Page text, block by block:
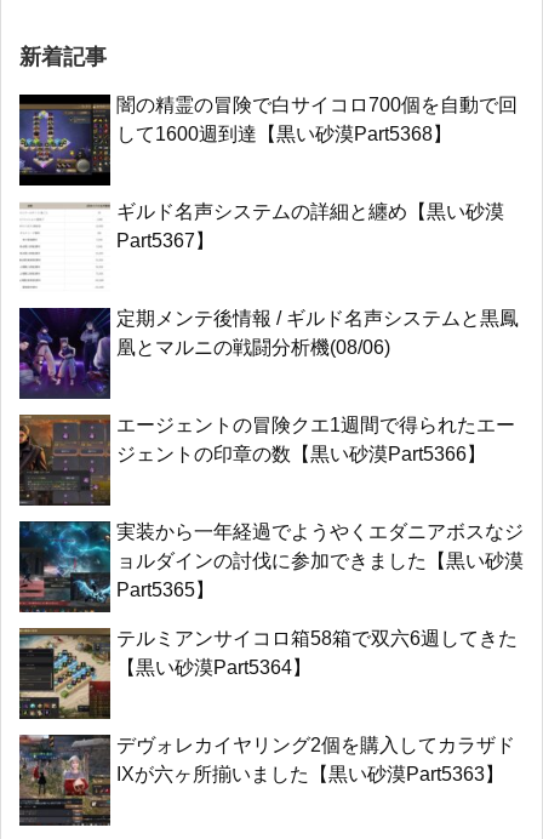
新着記事
闇の精霊の冒険で白サイコロ700個を自動で回
して1600週到達【黒い砂漠Part5368】
ギルド名声システムの詳細と纏め【黒い砂漠
Part5367】
定期メンテ後情報 / ギルド名声システムと黒鳳
凰とマルニの戦闘分析機(08/06)
エージェントの冒険クエ1週間で得られたエー
ジェントの印章の数【黒い砂漠Part5366】
実装から一年経過でようやくエダニアボスなジ
ョルダインの討伐に参加できました【黒い砂漠
Part5365】
テルミアンサイコロ箱58箱で双六6週してきた
【黒い砂漠Part5364】
デヴォレカイヤリング2個を購入してカラザド
IXが六ヶ所揃いました【黒い砂漠Part5363】